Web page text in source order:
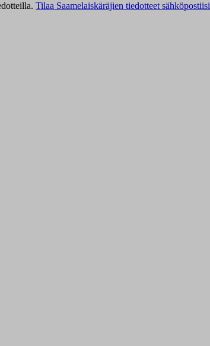
Tilaa Saamelaiskäräjien tiedotteet sähköpostiisi